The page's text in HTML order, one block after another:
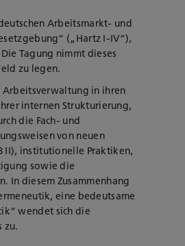
Arbeitsmarkt- und
(„Hartz I-IV“),
Tagung nimmt dieses
zu legen.
Arbeitsverwaltung in ihren
internen Strukturierung,
die Fach- und
von neuen
II), institutionelle Praktiken,
sowie die
In diesem Zusammenhang
eine bedeutsame
wendet sich die
zu.